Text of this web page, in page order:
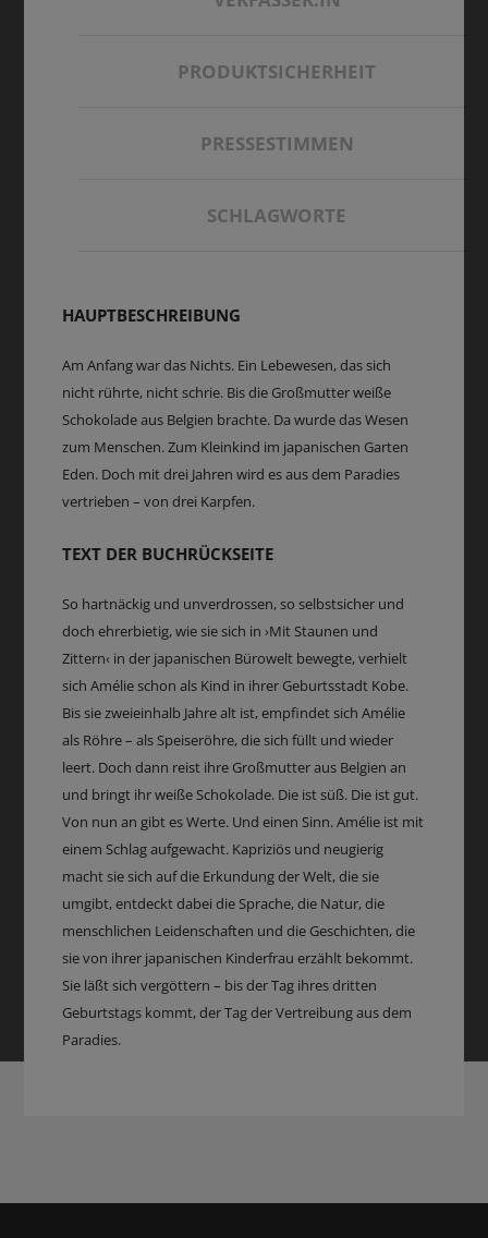
PRODUKTSICHERHEIT
PRESSESTIMMEN
SCHLAGWORTE
HAUPTBESCHREIBUNG
Am Anfang war das Nichts. Ein Lebewesen, das sich
nicht rührte, nicht schrie. Bis die Großmutter weiße
Schokolade aus Belgien brachte. Da wurde das Wesen
zum Menschen. Zum Kleinkind im japanischen Garten
Eden. Doch mit drei Jahren wird es aus dem Paradies
vertrieben – von drei Karpfen.
TEXT DER BUCHRÜCKSEITE
So hartnäckig und unverdrossen, so selbstsicher und
doch ehrerbietig, wie sie sich in ›Mit Staunen und
Zittern‹ in der japanischen Bürowelt bewegte, verhielt
sich Amélie schon als Kind in ihrer Geburtsstadt Kobe.
Bis sie zweieinhalb Jahre alt ist, empfindet sich Amélie
als Röhre – als Speiseröhre, die sich füllt und wieder
leert. Doch dann reist ihre Großmutter aus Belgien an
und bringt ihr weiße Schokolade. Die ist süß. Die ist gut.
Von nun an gibt es Werte. Und einen Sinn. Amélie ist mit
einem Schlag aufgewacht. Kapriziös und neugierig
macht sie sich auf die Erkundung der Welt, die sie
umgibt, entdeckt dabei die Sprache, die Natur, die
menschlichen Leidenschaften und die Geschichten, die
sie von ihrer japanischen Kinderfrau erzählt bekommt.
Sie läßt sich vergöttern – bis der Tag ihres dritten
Geburtstags kommt, der Tag der Vertreibung aus dem
Paradies.